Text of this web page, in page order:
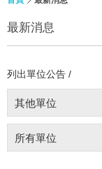
最新消息
列出單位公告 /
其他單位
所有單位